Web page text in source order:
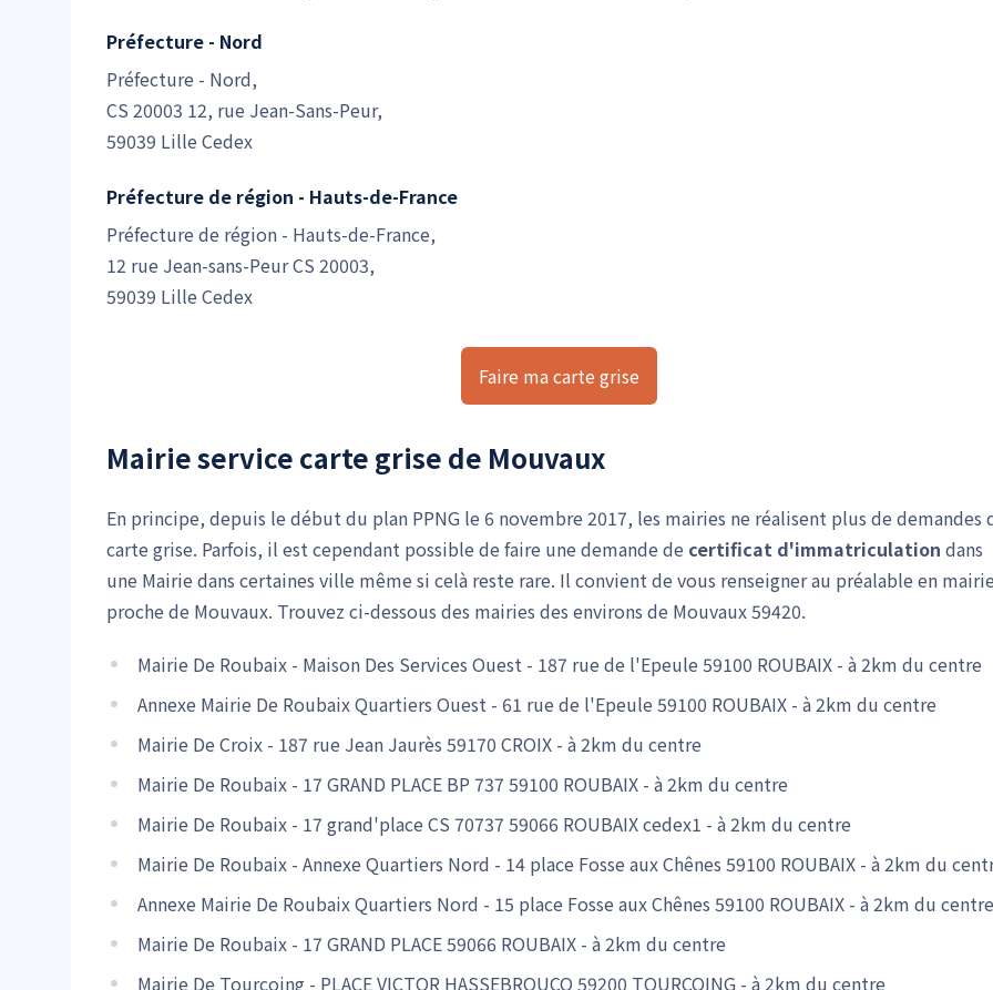
Préfecture - Nord
Préfecture - Nord,
CS 20003 12, rue Jean-Sans-Peur,
59039 Lille Cedex
Préfecture de région - Hauts-de-France
Préfecture de région - Hauts-de-France,
12 rue Jean-sans-Peur CS 20003,
59039 Lille Cedex
Faire ma carte grise
Mairie service carte grise de Mouvaux
En principe, depuis le début du plan PPNG le 6 novembre 2017, les mairies ne réalisent plus de demandes
carte grise. Parfois, il est cependant possible de faire une demande de certificat d'immatriculation dans
une Mairie dans certaines ville même si celà reste rare. Il convient de vous renseigner au préalable en mairie
proche de Mouvaux. Trouvez ci-dessous des mairies des environs de Mouvaux 59420.
Mairie De Roubaix - Maison Des Services Ouest - 187 rue de l'Epeule 59100 ROUBAIX - à 2km du centre
Annexe Mairie De Roubaix Quartiers Ouest - 61 rue de l'Epeule 59100 ROUBAIX - à 2km du centre
Mairie De Croix - 187 rue Jean Jaurès 59170 CROIX - à 2km du centre
Mairie De Roubaix - 17 GRAND PLACE BP 737 59100 ROUBAIX - à 2km du centre
Mairie De Roubaix - 17 grand'place CS 70737 59066 ROUBAIX cedex1 - à 2km du centre
Mairie De Roubaix - Annexe Quartiers Nord - 14 place Fosse aux Chênes 59100 ROUBAIX - à 2km du
Annexe Mairie De Roubaix Quartiers Nord - 15 place Fosse aux Chênes 59100 ROUBAIX - à 2km du centre
Mairie De Roubaix - 17 GRAND PLACE 59066 ROUBAIX - à 2km du centre
Mairie De Tourcoing - PLACE VICTOR HASSEBROUCQ 59200 TOURCOING - à 2km du centre